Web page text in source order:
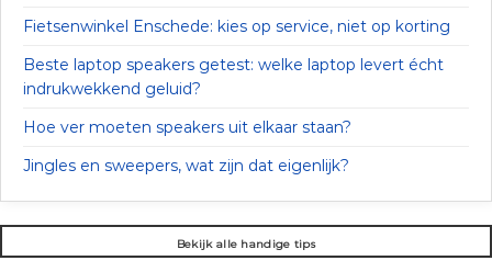
Fietsenwinkel Enschede: kies op service, niet op korting
Beste laptop speakers getest: welke laptop levert écht
indrukwekkend geluid?
Hoe ver moeten speakers uit elkaar staan?
Jingles en sweepers, wat zijn dat eigenlijk?
Bekijk alle handige tips